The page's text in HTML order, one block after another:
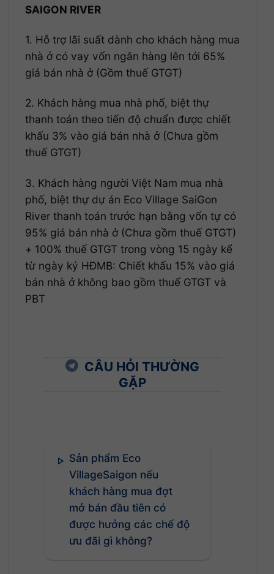
SAIGON RIVER
1. Hỗ trợ lãi suất dành cho khách hàng mua
nhà ở có vay vốn ngân hàng lên tới 65%
giá bán nhà ở (Gồm thuế GTGT)
2. Khách hàng mua nhà phố, biệt thự
thanh toán theo tiến độ chuẩn được chiết
khấu 3% vào giá bán nhà ở (Chưa gồm
thuế GTGT)
3. Khách hàng người Việt Nam mua nhà
phố, biệt thự dự án Eco Village SaiGon
River thanh toán trước hạn bằng vốn tự có
95% giá bán nhà ở (Chưa gồm thuế GTGT)
+ 100% thuế GTGT trong vòng 15 ngày kể
từ ngày ký HĐMB: Chiết khấu 15% vào giá
bán nhà ở không bao gồm thuế GTGT và
PBT
CÂU HỎI THƯỜNG
GẶP
Sản phẩm Eco
VillageSaigon nếu
khách hàng mua đợt
mở bán đầu tiên có
được hưởng các chế độ
ưu đãi gì không?